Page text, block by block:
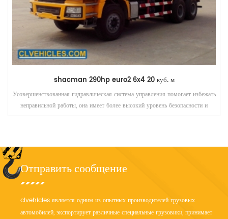
shacman 290hp euro2 6x4 20 куб. м
Усовершенствованная гидравлическая система управления помогает избежать
неправильной работы, она имеет более высокий уровень безопасности и
Отправить сообщение
clvehicles является одним из опытных производителей грузовых
автомобилей, экспортирует различные специальные грузовики, принимает